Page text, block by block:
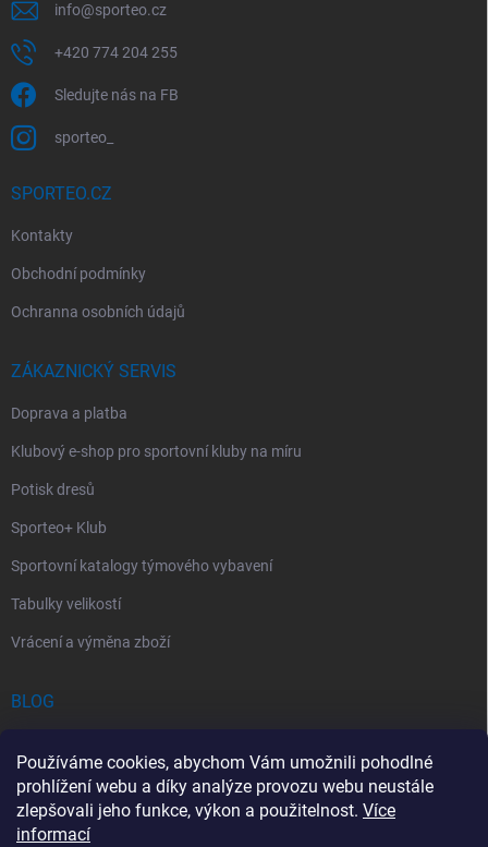
Používáme cookies, abychom Vám umožnili pohodlné
prohlížení webu a díky analýze provozu webu neustále
zlepšovali jeho funkce, výkon a použitelnost. Více
informací
info@sporteo.cz
+420 774 204 255
Sledujte nás na FB
sporteo_
SPORTEO.CZ
Kontakty
Obchodní podmínky
Ochranna osobních údajů
ZÁKAZNICKÝ SERVIS
Doprava a platba
Klubový e-shop pro sportovní kluby na míru
Potisk dresů
Sporteo+ Klub
Sportovní katalogy týmového vybavení
Tabulky velikostí
Vrácení a výměna zboží
BLOG
Povinný obsah autolékárničky v roce 2026: co musí obsahovat a na
co si dát pozor
Sportovní lékárnička: Jak si vybrat a co by měla obsahovat?